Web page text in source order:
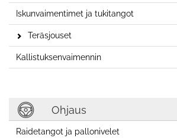
Iskunvaimentimet ja tukitangot
Teräsjouset
Kallistuksenvaimennin
Ohjaus
Raidetangot ja pallonivelet